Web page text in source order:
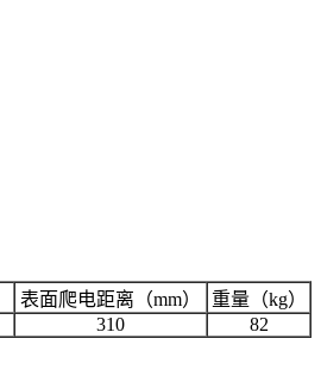
表面爬电距离（mm）
重量（kg）
310 82